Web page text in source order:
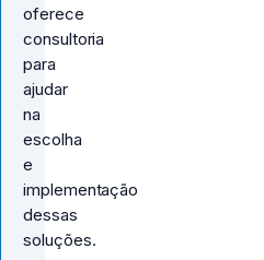
oferece
consultoria
para
ajudar
na
escolha
e
implementação
dessas
soluções.